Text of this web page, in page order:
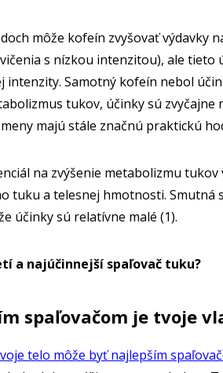
môže kofeín zvyšovať výdavky
s nízkou intenzitou), ale tieto
intenzity. Samotný kofeín nebol
tukov, účinky sú zvyčajne
majú stále značnú praktickú
na zvýšenie metabolizmu
tuku a telesnej hmotnosti. Smutná
účinky sú relatívne malé (1).
a najúčinnejší spaľovač tuku?
spaľovačom je tvoje
telo môže byť najlepším